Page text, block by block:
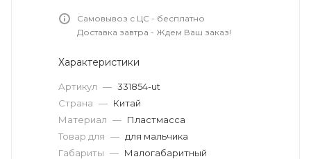
Самовывоз с ЦС - бесплатно
Доставка завтра - Ждем Ваш заказ!
Характеристики
Артикул — 331854-ut
Страна — Китай
Материал — Пластмасса
Товар для — для мальчика
Габариты — Малогабаритный